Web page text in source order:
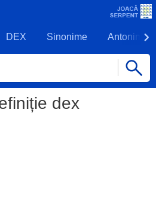
DEX Sinonime Antonime
dex